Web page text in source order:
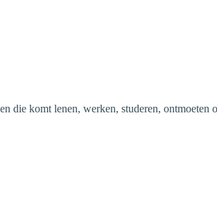
die komt lenen, werken, studeren, ontmoeten